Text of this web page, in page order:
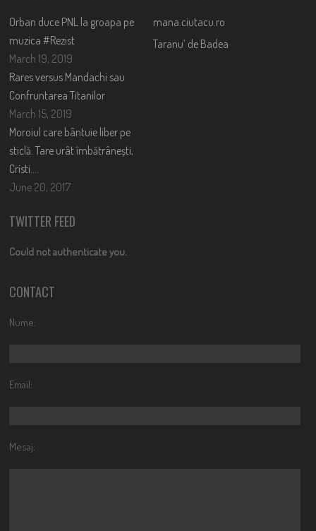
Orban duce PNL la groapa pe
muzica #Rezist
March 19, 2019
Rares versus Mandachi sau
Confruntarea Titanilor
March 15, 2019
Moroiul care bântuie liber pe
sticlă. Tare urât îmbătrânești,
Cristi….
June 20, 2017
mana.ciutacu.ro
Taranu’ de Badea
TWITTER FEED
Could not authenticate you.
CONTACT
Nume:
Email:
Mesaj: